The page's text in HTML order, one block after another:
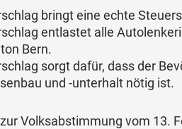
bringt eine echte
entlastet alle
Bern.
sorgt dafür, dass der
und -unterhalt nötig ist.
Volksabstimmung vom 13.